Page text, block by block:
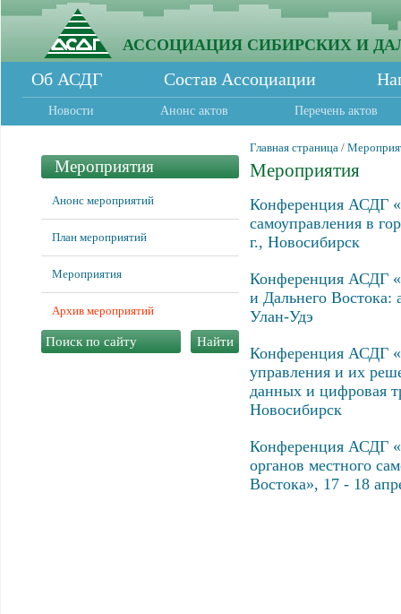
АССОЦИАЦИЯ СИБИРСКИХ И
Об АСДГ Состав Ассоциации
Новости Анонс актов Перечень актов
Мероприятия
Анонс мероприятий
План мероприятий
Мероприятия
Архив мероприятий
Главная страница /
Мероприятия
Конференция АСДГ
самоуправления в
г., Новосибирск
Конференция АСДГ
и Дальнего Востока:
Улан-Удэ
Конференция АСДГ
управления и их
данных и цифровая
Новосибирск
Конференция АСДГ
органов местного
Востока», 17 - 18